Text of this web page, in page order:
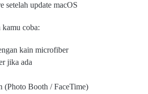
setelah update macOS
kamu coba:
kain microfiber
jika ada
(Photo Booth / FaceTime)